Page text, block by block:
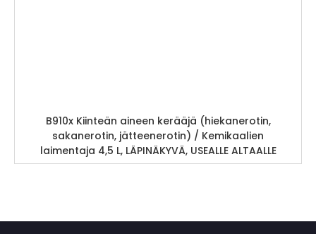
B910x Kiinteän aineen kerääjä (hiekanerotin,
sakanerotin, jätteenerotin) / Kemikaalien
laimentaja 4,5 L, LÄPINÄKYVÄ, USEALLE ALTAALLE